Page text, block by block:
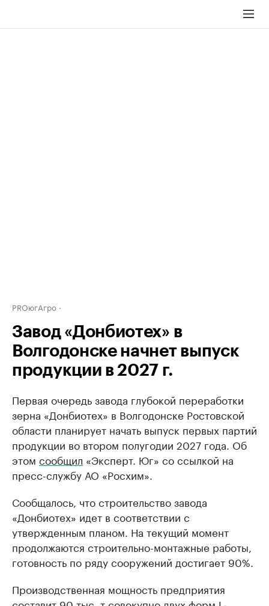
PROюгАгро
Завод «Донбиотех» в
Волгодонске начнет выпуск
продукции в 2027 г.
Первая очередь завода глубокой переработки
зерна «Донбиотех» в Волгодонске Ростовской
области планирует начать выпуск первых партий
продукции во втором полугодии 2027 года. Об
этом сообщил «Эксперт. Юг» со ссылкой на
пресс-службу АО «Росхим».
Сообщалось, что строительство завода
«Донбиотех» идет в соответствии с
утвержденным планом. На текущий момент
продолжаются строительно-монтажные работы,
готовность по ряду сооружений достигает 90%.
Производственная мощность предприятия